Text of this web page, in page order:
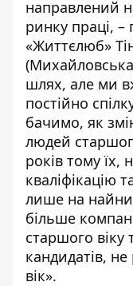
направлений
ринку праці,
«Життєлюб»
шлях, але ми
постійно
бачимо, як
людей
років тому їх,
кваліфікацію
лише на
більше
старшого віку
кандидатів,
вік».